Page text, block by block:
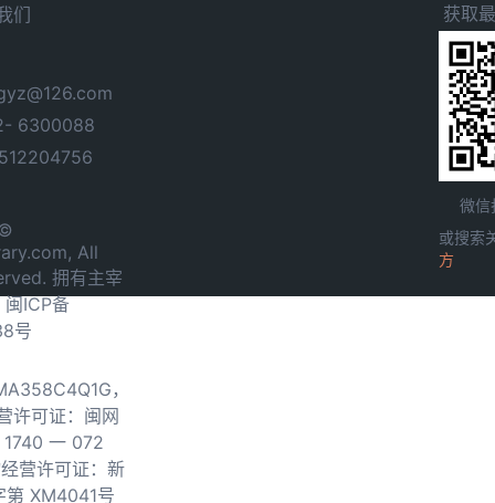
们
6300088
All
拥有主宰
闽ICP备
号
，
许可证：闽网
一 072
营许可证：新
第 XM4041号
获取
微信
或搜索
方